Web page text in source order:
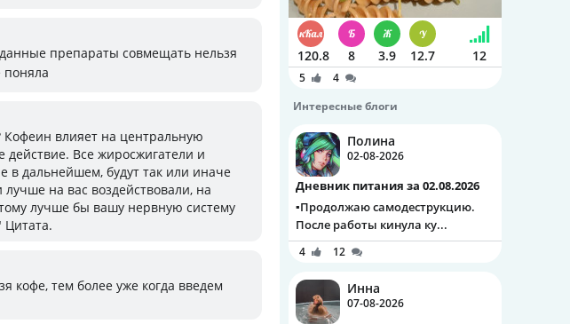
препараты совмещать нельзя
поняла
влияет на центральную
Все жиросжигатели и
дальнейшем, будут так или иначе
на вас воздействовали, на
лучше бы вашу нервную систему
Цитата.
кофе, тем более уже когда введем
120.8 8 3.9 12.7 12
5
4
Интересные блоги
Полина
02-08-2026
Дневник питания за 02.08.2026
▪️Продолжаю самодеструкцию.
После работы кинула ку...
4 12
Инна
07-08-2026